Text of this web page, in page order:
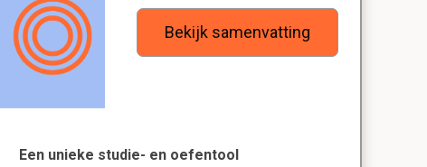
Bekijk samenvatting
Een unieke studie- en oefentool